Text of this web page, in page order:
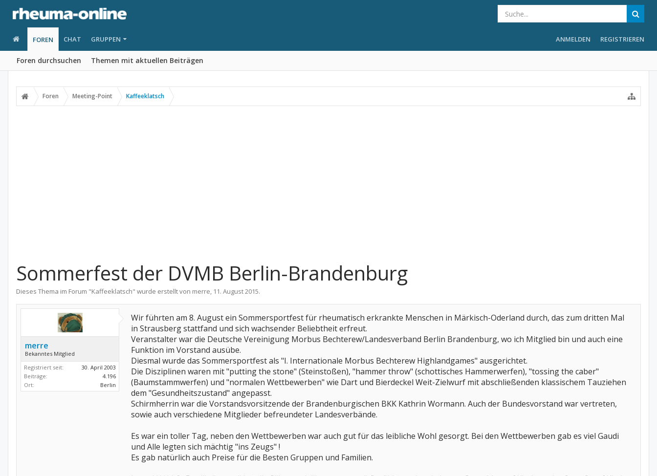
FOREN
Foren durchsuchen Themen mit aktuellen Beiträgen
CHAT GRUPPEN ANMELDEN REGISTRIEREN
Foren Meeting-Point Kaffeeklatsch
Sommerfest der DVMB Berlin-Brandenburg
Dieses Thema im Forum "Kaffeeklatsch" wurde erstellt von merre, 11. August 2015.
merre
Bekanntes Mitglied
Registriert seit:
30. April 2003
Beiträge:
4.196
Ort:
Berlin
Wir führten am 8. August ein Sommersportfest für rheumatisch erkrankte Menschen in Märkisch-Oderland durch, das zum dritten Mal
in Strausberg stattfand und sich wachsender Beliebtheit erfreut.
Veranstalter war die Deutsche Vereinigung Morbus Bechterew/Landesverband Berlin Brandenburg, wo ich Mitglied bin und auch eine
Funktion im Vorstand ausübe.
Diesmal wurde das Sommersportfest als "I. Internationale Morbus Bechterew Highlandgames" ausgerichtet.
Die Disziplinen waren mit "putting the stone" (Steinstoßen), "hammer throw" (schottisches Hammerwerfen), "tossing the caber"
(Baumstammwerfen) und "normalen Wettbewerben" wie Dart und Bierdeckel Weit-Zielwurf mit abschließenden klassischem Tauziehen
dem "Gesundheitszustand" angepasst.
Schirmherrin war die Vorstandsvorsitzende der Brandenburgischen BKK Kathrin Wormann. Auch der Bundesvorstand war vertreten,
sowie auch verschiedene Mitglieder befreundeter Landesverbände.
Es war ein toller Tag, neben den Wettbewerben war auch gut für das leibliche Wohl gesorgt. Bei den Wettbewerben gab es viel Gaudi
und Alle legten sich mächtig "ins Zeugs" !
Es gab natürlich auch Preise für die Besten Gruppen und Familien.